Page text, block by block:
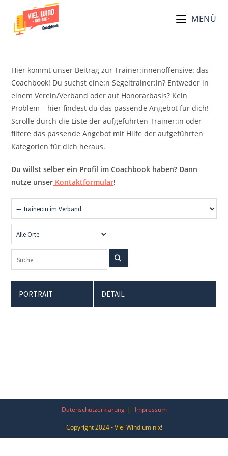
Inhalt
springen
MENÜ
Hier kommt unser Beitrag zur Trainer:innenoffensive: das
Coachbook! Du suchst eine:n Segeltrainer:in? Entweder in
einem Verein/Verband oder auf Honorarbasis? Kein
Problem – hier findest du das passende Angebot für dich!
Scrolle durch die Liste der aufgeführten Trainer:in oder
filtere das passende Angebot mit Hilfe der aufgeführten
Kategorien für dich heraus.
Du willst selber ein Profil im Coachbook haben? Dann
nutze unser Kontaktformular!
PORTRAIT DETAIL
Datenschutzerklärung Impressum
Copyright 2024 - Viel Wind um nix!